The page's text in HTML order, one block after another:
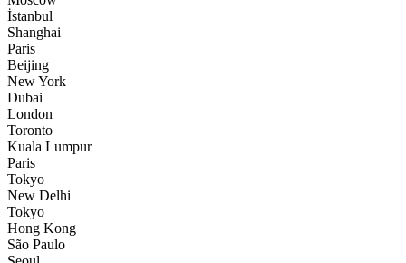
İstanbul
Shanghai
Paris
Beijing
New York
Dubai
London
Toronto
Kuala Lumpur
Paris
Tokyo
New Delhi
Tokyo
Hong Kong
São Paulo